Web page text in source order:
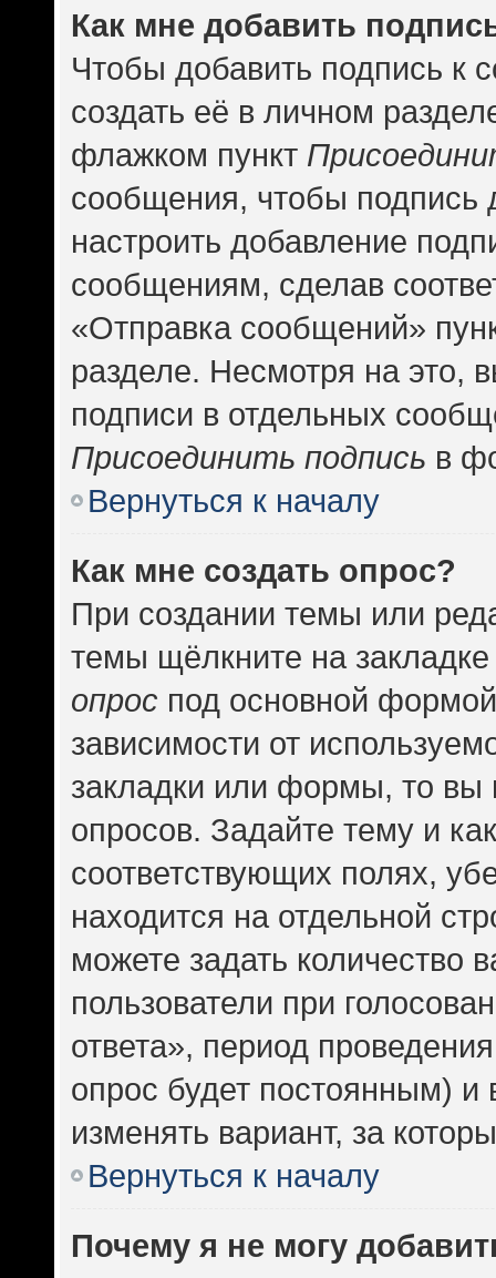
Как мне добавить
Чтобы добавить подпись
создать её в личном
флажком пункт
сообщения, чтобы подпись
настроить добавление
сообщениям, сделав
«Отправка сообщений»
разделе. Несмотря на это,
подписи в отдельных
Присоединить подпись в
Вернуться к началу
Как мне создать опрос?
При создании темы или
темы щёлкните на
опрос под основной
зависимости от
закладки или формы, то вы
опросов. Задайте тему и
соответствующих полях,
находится на отдельной
можете задать количество
пользователи при
ответа», период
опрос будет постоянным) и
изменять вариант, за
Вернуться к началу
Почему я не могу